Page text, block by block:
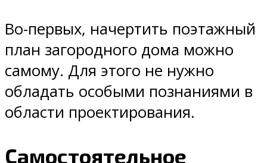
Во-первых, начертить поэтажный
план загородного дома можно
самому. Для этого не нужно
обладать особыми познаниями в
области проектирования.
Самостоятельное